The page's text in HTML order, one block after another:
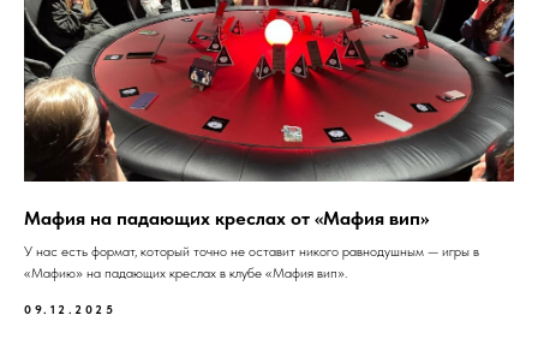
Мафия на падающих креслах от «Мафия вип»
У нас есть формат, который точно не оставит никого равнодушным — игры в
«Мафию» на падающих креслах в клубе «Мафия вип».
09.12.2025